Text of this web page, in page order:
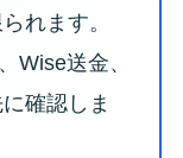
れます。
Wise送金、
確認しま